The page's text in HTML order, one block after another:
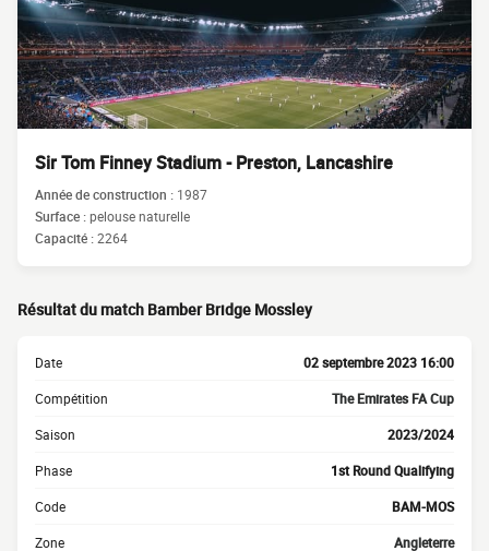
Sir Tom Finney Stadium - Preston, Lancashire
Année de construction : 1987
Surface :pelouse naturelle
Capacité :2264
Résultat du match Bamber Bridge Mossley
Date 02 septembre 2023 16:00
Compétition The Emirates FA Cup
Saison 2023/2024
Phase 1st Round Qualifying
Code BAM-MOS
Zone Angleterre